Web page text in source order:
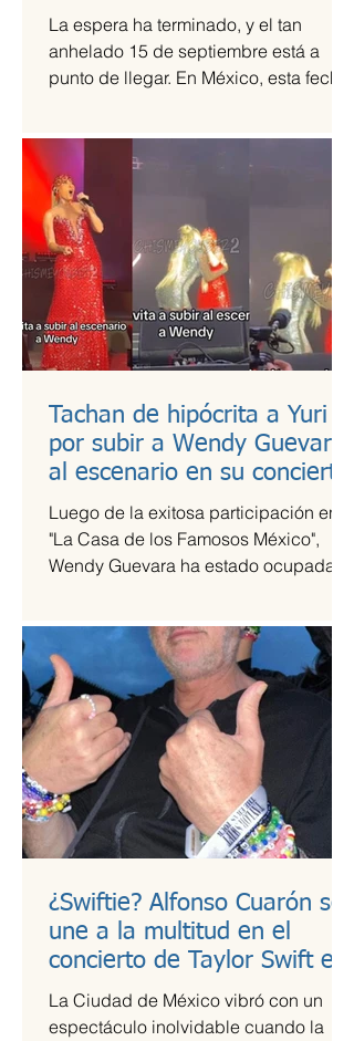
Parque Bicentenario!
La espera ha terminado, y el tan
anhelado 15 de septiembre está a
punto de llegar. En México, esta fecha
Tachan de hipócrita a Yuri
por subir a Wendy Guevara
al escenario en su concierto
Luego de la exitosa participación en
"La Casa de los Famosos México",
Wendy Guevara ha estado ocupada
¿Swiftie? Alfonso Cuarón se
une a la multitud en el
concierto de Taylor Swift en
CDMX
La Ciudad de México vibró con un
espectáculo inolvidable cuando la